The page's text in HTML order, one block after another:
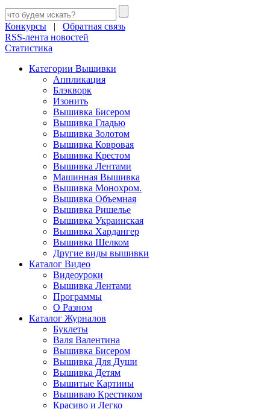
Конкурсы | Обратная связь
RSS-лента новостей
Статистика
Категории Вышивки
Аппликация
Блэкворк
Изонить
Вышивка Бисером
Вышивка Гладью
Вышивка Золотом
Вышивка Ковровая
Вышивка Крестом
Вышивка Лентами
Машинная Вышивка
Вышивка Монохром.
Вышивка Объемная
Вышивка Ришелье
Вышивка Украинская
Вышивка Хардангер
Вышивка Шелком
Другие виды вышивки
Каталог Видео
Видеоуроки
Вышивка Лентами
Программы
О Разном
Каталог Журналов
Буклеты
Валя Валентина
Вышивка Бисером
Вышивка Для Души
Вышивка Детям
Вышитые Картины
Вышиваю Крестиком
Красиво и Легко